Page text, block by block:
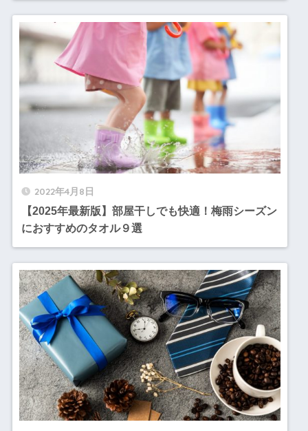
2022年4月8日
【2025年最新版】部屋干しでも快適！梅雨シーズン
におすすめのタオル９選